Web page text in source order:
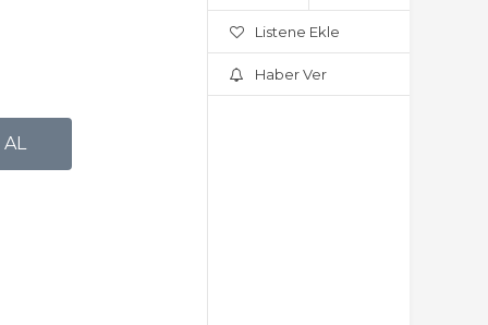
Listene Ekle
Haber Ver